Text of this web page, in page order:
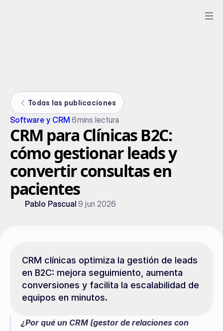
Todas las publicaciones
Software y CRM 6mins lectura
CRM para Clínicas B2C:
cómo gestionar leads y
convertir consultas en
pacientes
Pablo Pascual 9 jun 2026
CRM clínicas optimiza la gestión de leads
en B2C: mejora seguimiento, aumenta
conversiones y facilita la escalabilidad de
equipos en minutos.
¿Por qué un CRM (gestor de relaciones con